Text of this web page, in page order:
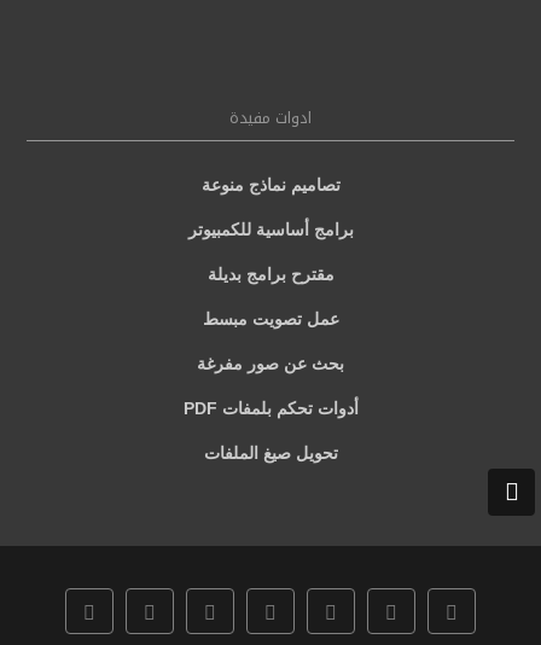
ادوات مفيدة
تصاميم نماذج منوعة
برامج أساسية للكمبيوتر
مقترح برامج بديلة
عمل تصويت مبسط
بحث عن صور مفرغة
أدوات تحكم بلمفات PDF
تحويل صيغ الملفات